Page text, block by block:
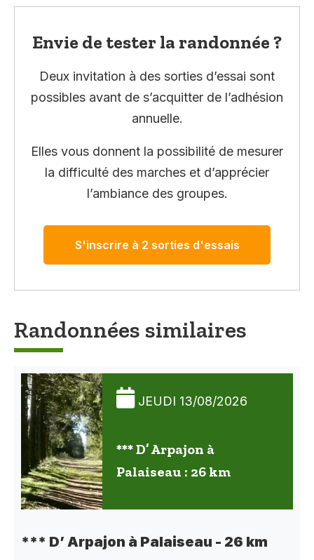
Envie de tester la randonnée ?
Deux invitation à des sorties d’essai sont
possibles avant de s’acquitter de l’adhésion
annuelle.
Elles vous donnent la possibilité de mesurer
la difficulté des marches et d’apprécier
l’ambiance des groupes.
S'inscrire à 2 sorties d'essais
Randonnées similaires
JEUDI 13/08/2026
*** D’ Arpajon à
Palaiseau : 26 km
*** D’ Arpajon à Palaiseau - 26 km